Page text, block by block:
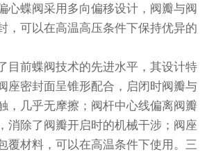
心蝶阀采用多向偏移设计，阀瓣与阀
，可以在高温高压条件下保持优异的
目前蝶阀技术的先进水平，其设计特
座密封面呈锥形配合，启闭时阀瓣与
，几乎无摩擦；阀杆中心线偏离阀瓣
消除了阀瓣开启时的机械干涉；阀座
覆材料，可以在高温条件下使用。三